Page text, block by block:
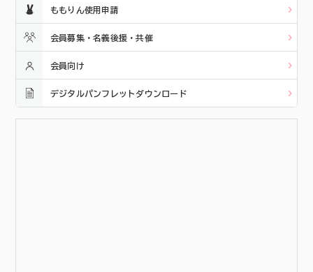
ももりん使用申請
会員募集・名義後援・共催
会員向け
デジタルパンフレットダウンロード